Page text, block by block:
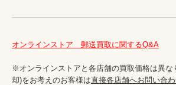
オンラインストア　郵送買取に関するQ&A
※オンラインストアと各店舗の買取価格は異な
却)をお考えのお客様は直接各店舗へお問い合わ